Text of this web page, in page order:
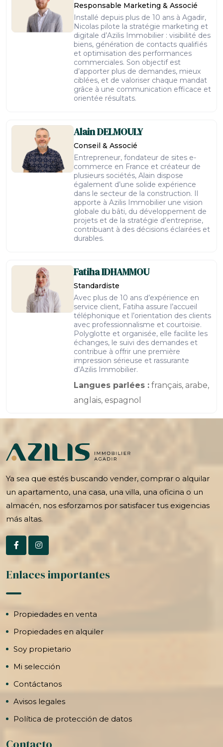
Responsable Marketing & Associé
Installé depuis plus de 10 ans à Agadir,
Nicolas pilote la stratégie marketing et
digitale d’Azilis Immobilier : visibilité des
biens, génération de contacts qualifiés
et optimisation des performances
commerciales. Son objectif est
d’apporter plus de demandes, mieux
ciblées, et de valoriser chaque mandat
grâce à une communication efficace et
orientée résultats.
AlainDELMOULY
Conseil & Associé
Entrepreneur, fondateur de sites e-
commerce en France et créateur de
plusieurs sociétés, Alain dispose
également d’une solide expérience
dans le secteur de la construction. Il
apporte à Azilis Immobilier une vision
globale du bâti, du développement de
projets et de la stratégie d’entreprise,
contribuant à des décisions éclairées et
durables.
FatihaIDHAMMOU
Standardiste
Avec plus de 10 ans d’expérience en
service client, Fatiha assure l’accueil
téléphonique et l’orientation des clients
avec professionnalisme et courtoisie.
Polyglotte et organisée, elle facilite les
échanges, le suivi des demandes et
contribue à offrir une première
impression sérieuse et rassurante
d’Azilis Immobilier.
Langues parlées : français, arabe,
anglais, espagnol
Ya sea que estés buscando vender, comprar o alquilar
un apartamento, una casa, una villa, una oficina o un
almacén, nos esforzamos por satisfacer tus exigencias
más altas.
Enlaces importantes
Propiedades en venta
Propiedades en alquiler
Soy propietario
Mi selección
Contáctanos
Avisos legales
Política de protección de datos
Contacto